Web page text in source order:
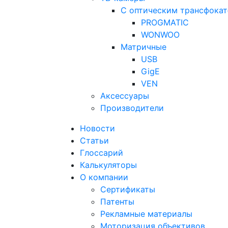
С оптическим
PROGMATIC
WONWOO
Матричные
USB
GigE
VEN
Аксессуары
Производители
Новости
Статьи
Глоссарий
Калькуляторы
О компании
Сертификаты
Патенты
Рекламные материалы
Моторизация объективов